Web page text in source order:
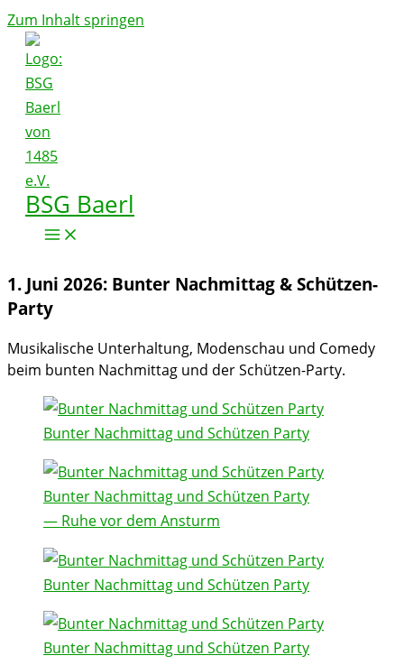
Zum Inhalt springen
BSG Baerl
1. Juni 2026: Bunter Nachmittag & Schützen-
Party
Musikalische Unterhaltung, Modenschau und Comedy
beim bunten Nachmittag und der Schützen-Party.
Bunter Nachmittag und Schützen Party
Bunter Nachmittag und Schützen Party
— Ruhe vor dem Ansturm
Bunter Nachmittag und Schützen Party
Bunter Nachmittag und Schützen Party